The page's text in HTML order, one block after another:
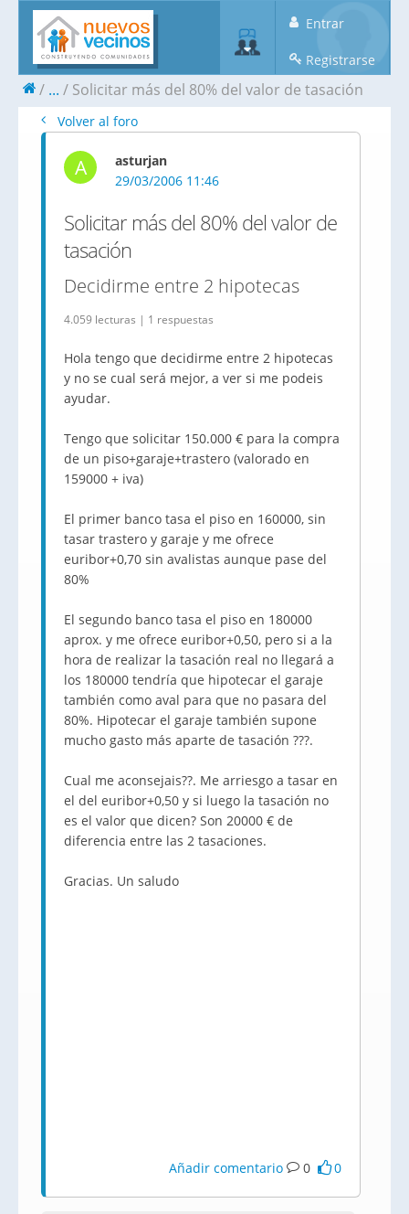
Entrar
Registrarse
... Solicitar más del 80% del valor de tasación
Volver al foro
A
asturjan
29/03/2006 11:46
Solicitar más del 80% del valor de
tasación
Decidirme entre 2 hipotecas
4.059 lecturas | 1 respuestas
Hola tengo que decidirme entre 2 hipotecas
y no se cual será mejor, a ver si me podeis
ayudar.
Tengo que solicitar 150.000 € para la compra
de un piso+garaje+trastero (valorado en
159000 + iva)
El primer banco tasa el piso en 160000, sin
tasar trastero y garaje y me ofrece
euribor+0,70 sin avalistas aunque pase del
80%
El segundo banco tasa el piso en 180000
aprox. y me ofrece euribor+0,50, pero si a la
hora de realizar la tasación real no llegará a
los 180000 tendría que hipotecar el garaje
también como aval para que no pasara del
80%. Hipotecar el garaje también supone
mucho gasto más aparte de tasación ???.
Cual me aconsejais??. Me arriesgo a tasar en
el del euribor+0,50 y si luego la tasación no
es el valor que dicen? Son 20000 € de
diferencia entre las 2 tasaciones.
Gracias. Un saludo
Añadir comentario 0 0